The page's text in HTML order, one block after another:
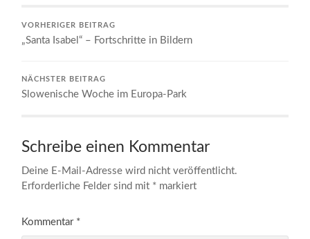
VORHERIGER BEITRAG
„Santa Isabel“ – Fortschritte in Bildern
NÄCHSTER BEITRAG
Slowenische Woche im Europa-Park
Schreibe einen Kommentar
Deine E-Mail-Adresse wird nicht veröffentlicht.
Erforderliche Felder sind mit * markiert
Kommentar *